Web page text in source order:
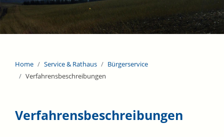
Home Service & Rathaus
Bürgerservice
Verfahrensbeschreibungen
Verfahrensbeschreibungen